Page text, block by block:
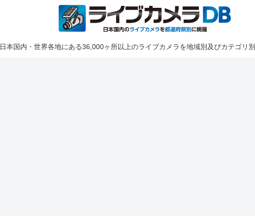
日本国内・世界各地にある36,000ヶ所以上のライブカメラを地域別及びカテゴリ別